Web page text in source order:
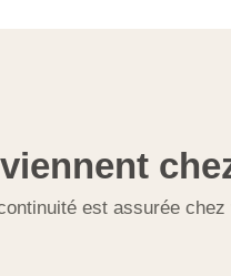
est assurée chez